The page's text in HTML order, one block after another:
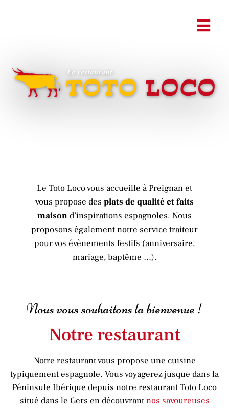
Le Toto Loco vous accueille à Preignan et
vous propose des plats de qualité et faits
maisond’inspirations espagnoles. Nous
proposons également notre service traiteur
pour vos évènements festifs (anniversaire,
mariage, baptême …).
Nous vous souhaitons la bienvenue !
Notre restaurant
Notre restaurant vous propose une cuisine
typiquement espagnole. Vous voyagerez jusque dans la
Péninsule Ibérique depuis notre restaurant Toto Loco
situé dans le Gers en découvrantnos savoureuses